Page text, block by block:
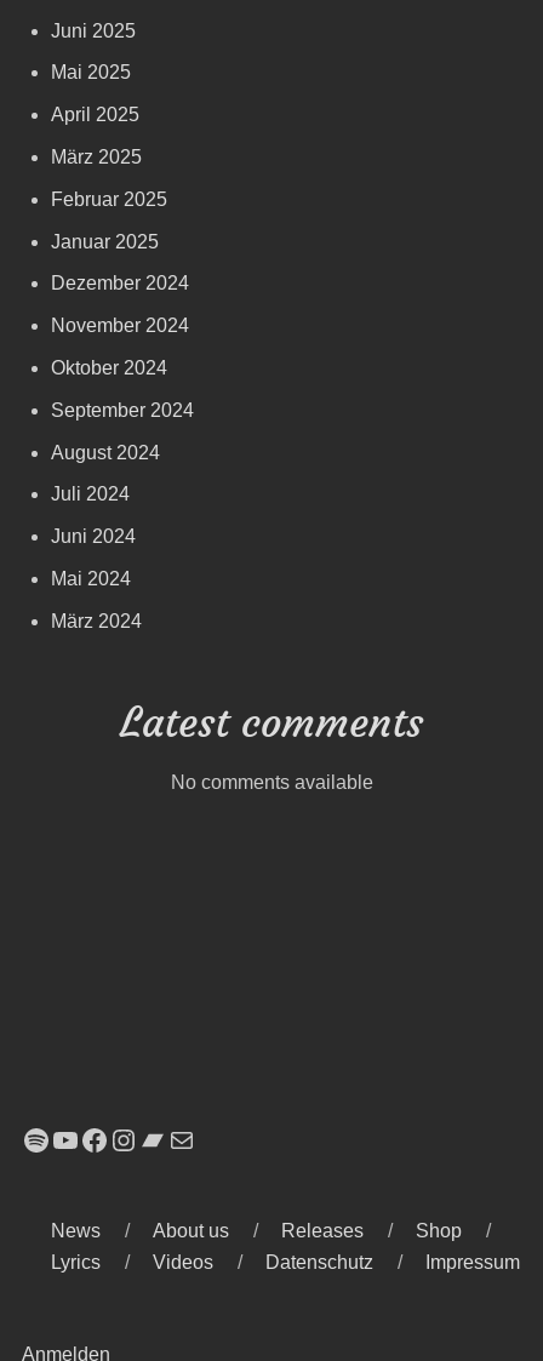
Juni 2025
Mai 2025
April 2025
März 2025
Februar 2025
Januar 2025
Dezember 2024
November 2024
Oktober 2024
September 2024
August 2024
Juli 2024
Juni 2024
Mai 2024
März 2024
Latest comments
No comments available
Spotify
YouTube
Facebook
Instagram
Bandcamp
E-Mail
News About us Releases
Shop
Lyrics
Videos Datenschutz Impressum
Anmelden